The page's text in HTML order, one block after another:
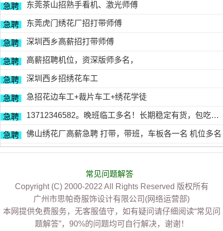
急聘 东莞茶山招熟手看机、激光师傅
急聘 东莞虎门绣花厂招打带师傅
急聘 深圳西乡高薪招打带师傅
急聘 高薪招聘机位，资深版师多名，
急聘 深圳西乡招绣花车工
急聘 急招花边车工+裁片车工+绣花学徒
急聘 13712346582。晚班临工多名！长期稳定有货，包吃包住
急聘 佛山绣花厂高薪急聘 打带，带班，车板各一名 机位多名
常见问题解答
Copyright (C) 2000-2022 All Rights Reserved 版权所有
广州市思帕奇服饰设计有限公司(网络运营部)
本网提供免费服务，无客服值守，如有疑问请仔细阅读“常见问
题解答”，90%的问题均可自行解决，谢谢！